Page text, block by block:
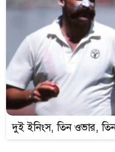
দুই ইনিংস, তিন ওভার,